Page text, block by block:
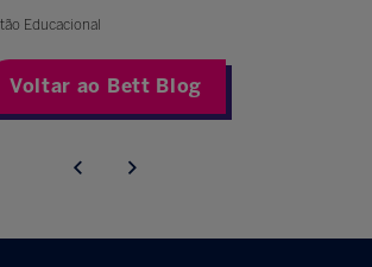
Educacional
Voltar ao Bett Blog